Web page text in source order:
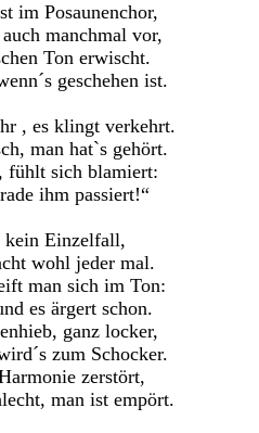
im Posaunenchor,
manchmal vor,
Ton erwischt.
geschehen ist.
, es klingt verkehrt.
man hat`s gehört.
fühlt sich blamiert:
ihm passiert!“
kein Einzelfall,
wohl jeder mal.
man sich im Ton:
es ärgert schon.
ganz locker,
zum Schocker.
zerstört,
man ist empört.